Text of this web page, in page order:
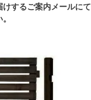
るご案内メールにて